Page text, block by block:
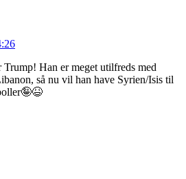
Han er meget utilfreds med
så nu vil han have Syrien/Isis til